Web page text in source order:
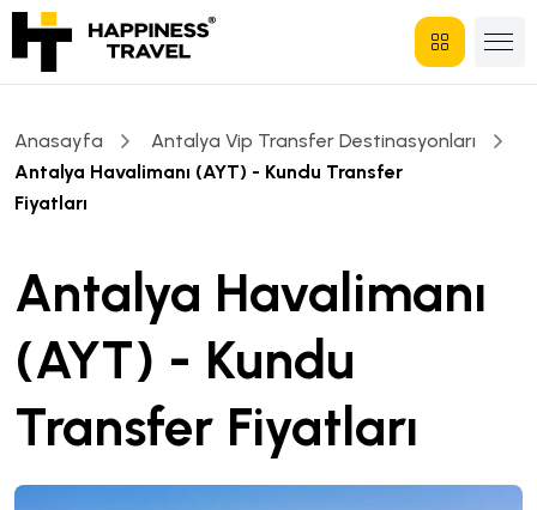
Anasayfa
Antalya Vip Transfer Destinasyonları
Antalya Havalimanı (AYT) - Kundu Transfer
Fiyatları
Antalya Havalimanı
(AYT) - Kundu
Transfer Fiyatları